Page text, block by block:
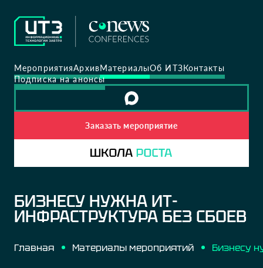
МероприятияАрхивМатериалыОб ИТЗКонтакты
Подписка на анонсы
Заказать мероприятие
БИЗНЕСУ НУЖНА ИТ-
ИНФРАСТРУКТУРА БЕЗ СБОЕВ
Главная Материалы мероприятий